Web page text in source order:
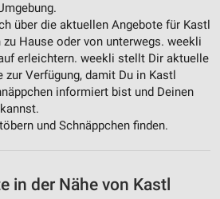
über die aktuellen Angebote für Kastl
Hause oder von unterwegs. weekli
erleichtern. weekli stellt Dir aktuelle
zur Verfügung, damit Du in Kastl
informiert bist und Deinen
und Schnäppchen finden.
in der Nähe von Kastl